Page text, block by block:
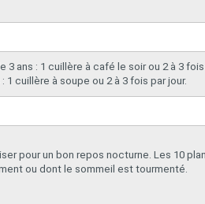
ans : 1 cuillère à café le soir ou 2 à 3 fois
1 cuillère à soupe ou 2 à 3 fois par jour.
pour un bon repos nocturne. Les 10
ou dont le sommeil est tourmenté.